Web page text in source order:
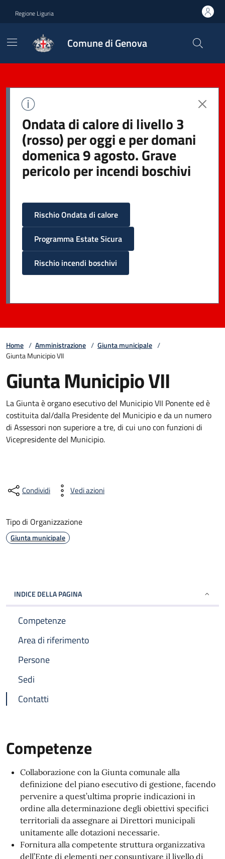
Regione Liguria
Comune di Genova
Ondata di calore di livello 3
(rosso) per oggi e per domani
domenica 9 agosto. Grave
pericolo per incendi boschivi
Rischio Ondata di calore
Programma Estate Sicura
Rischio incendi boschivi
Home / Amministrazione / Giunta municipale /
Giunta Municipio VII
Giunta Municipio VII
La Giunta è organo esecutivo del Municipio VII Ponente ed è
costituita dal/dalla Presidente del Municipio e da un numero
di Assessori non superiore a tre, di cui uno con funzioni di
Vicepresidente del Municipio.
Condividi Vedi azioni
Tipo di Organizzazione
Giunta municipale
INDICE DELLA PAGINA
Competenze
Area di riferimento
Persone
Sedi
Contatti
Competenze
Collaborazione con la Giunta comunale alla
definizione del piano esecutivo di gestione, facendo
pervenire a quest’ultima proprie indicazioni in
ordine alla determinazione degli obiettivi specifici
territoriali da assegnare ai Direttori municipali
unitamente alle dotazioni necessarie.
Fornitura alla competente struttura organizzativa
dell’Ente di elementi per consuntivare il livello di